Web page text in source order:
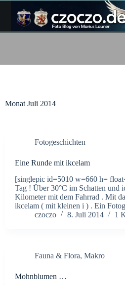
Inhalt
springen
Monat Juli 2014
Fotogeschichten
Eine Runde mit ikcelam
[singlepic id=5010 w=660 h=
Tag ! Über 30°C im Schatten und
Kilometer mit dem Fahrrad . Mit
ikcelam ( mit kleinen i ) . Ein
czoczo
8. Juli 2014 1
Fauna & Flora, Makro
Mohnblumen …